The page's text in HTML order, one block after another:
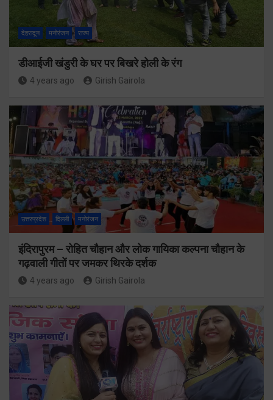
देहरादून मनोरंजन राज्य
डीआईजी खंडुरी के घर पर बिखरे होली के रंग
4 years ago Girish Gairola
उत्तरप्रदेश दिल्ली मनोरंजन
इंदिरापुरम – रोहित चौहान और लोक गायिका कल्पना चौहान के
गढ़वाली गीतों पर जमकर थिरके दर्शक
4 years ago Girish Gairola